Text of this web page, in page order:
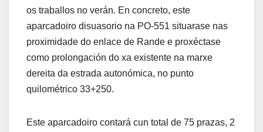
os traballos no verán. En concreto, este
aparcadoiro disuasorio na PO-551 situarase nas
proximidade do enlace de Rande e proxéctase
como prolongación do xa existente na marxe
dereita da estrada autonómica, no punto
quilométrico 33+250.
Este aparcadoiro contará cun total de 75 prazas, 2